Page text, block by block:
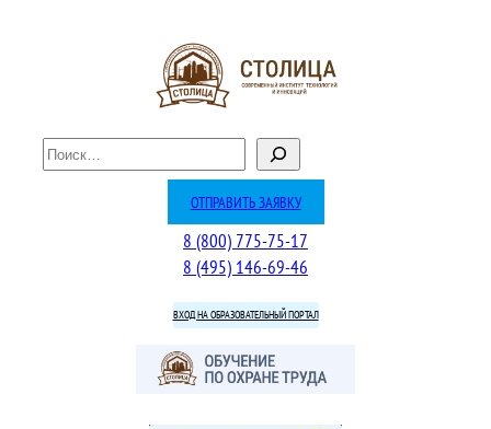
П
о
ОТПРАВИТЬ ЗАЯВКУ
8 (800) 775-75-17
8 (495) 146-69-46
ВХОД НА ОБРАЗОВАТЕЛЬНЫЙ ПОРТАЛ